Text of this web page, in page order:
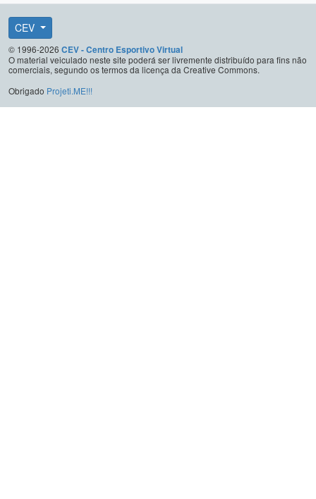
CEV
© 1996-2026 CEV - Centro Esportivo Virtual
O material veiculado neste site poderá ser livremente distribuído para fins não
comerciais, segundo os termos da licença da Creative Commons.
Obrigado Projeti.ME!!!